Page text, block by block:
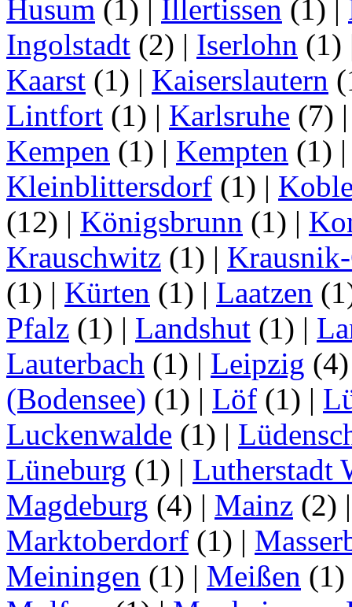
Husum (1) | Illertissen (1) |
Ingolstadt (2) | Iserlohn (1)
Kaarst (1) | Kaiserslautern
Lintfort (1) | Karlsruhe (7)
Kempen (1) | Kempten (1)
Kleinblittersdorf (1) |
(12) | Königsbrunn (1) |
Krauschwitz (1) |
(1) | Kürten (1) | Laatzen
Pfalz (1) | Landshut (1) |
Lauterbach (1) | Leipzig
(Bodensee) (1) | Löf (1) |
Luckenwalde (1) |
Lüneburg (1) | Lutherstadt
Magdeburg (4) | Mainz (2)
Marktoberdorf (1) |
Meiningen (1) | Meißen (1)